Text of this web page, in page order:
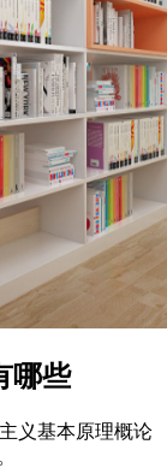
哪些
义基本原理概论